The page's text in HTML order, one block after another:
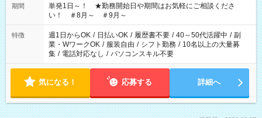
期間
単発1日～！ ★勤務開始日や期間はお気軽にご相談くださ
い！ ＃8月～ ＃9月～
特徴 週1日からOK / 日払いOK / 履歴書不要 / 40～50代活躍中 / 副
業・WワークOK / 服装自由 / シフト勤務 / 10名以上の大量募
集 / 電話対応なし / パソコンスキル不要
気になる！ 応募する 詳細へ